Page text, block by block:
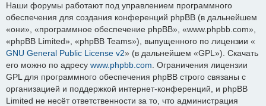
Наши форумы работают под управлением программного
обеспечения для создания конференций phpBB (в дальнейшем
«они», «программное обеспечение phpBB», «www.phpbb.com»,
«phpBB Limited», «phpBB Teams»), выпущенного по лицензии «
GNU General Public License v2» (в дальнейшем «GPL»). Скачать
его можно по адресу www.phpbb.com . Ограничения лицензии
GPL для программного обеспечения phpBB строго связаны с
организацией и поддержкой интернет-конференций, и phpBB
Limited не несёт ответственности за то, что администрация